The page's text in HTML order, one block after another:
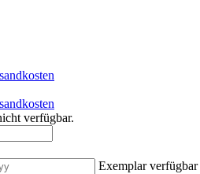
verfügbar.
Exemplar verfügbar